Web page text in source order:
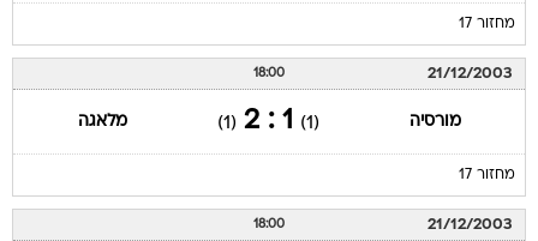
מחזור 17
21/12/2003
18:00
מורסיה (1)
1 : 2
(1) מלאגה
מחזור 17
21/12/2003
18:00